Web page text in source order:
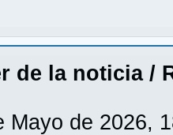
de la noticia/
Mayo de 2026,